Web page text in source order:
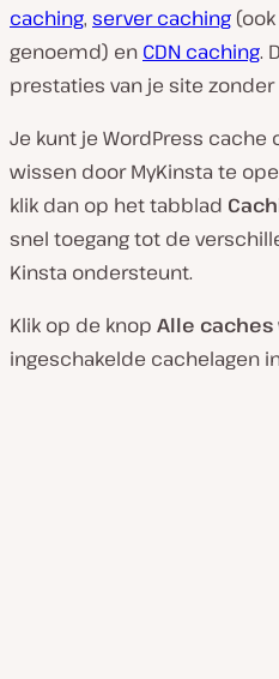
o
f
p
e
caching, server caching
genoemd) en CDN caching.
prestaties van je site
Je kunt je WordPress
wissen door MyKinsta te
klik dan op het tabblad
snel toegang tot de
Kinsta ondersteunt.
Klik op de knop Alle caches
ingeschakelde cachelagen